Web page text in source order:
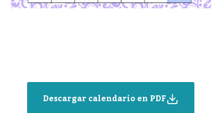
Descargar calendario en PDF